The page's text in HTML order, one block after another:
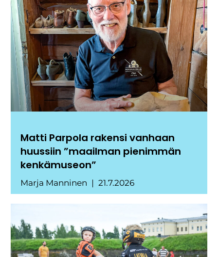
Matti Parpola rakensi vanhaan
huussiin ”maailman pienimmän
kenkämuseon”
Marja Manninen 21.7.2026